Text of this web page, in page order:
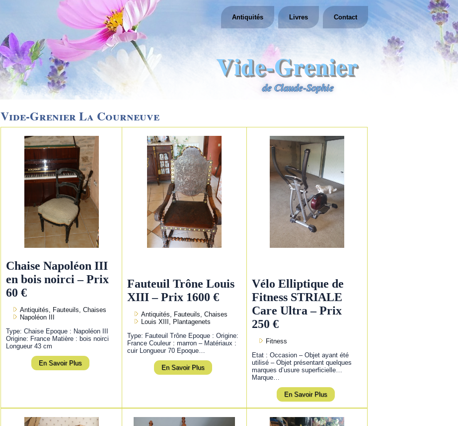
Vide-Grenier
de Claude-Sophie
Antiquités Livres Contact
Vide-Grenier La Courneuve
Chaise Napoléon III
en bois noirci – Prix
60 €
Antiquités, Fauteuils, Chaises
Napoléon III
Type: Chaise Epoque : Napoléon III
Origine: France Matière : bois noirci
Longueur 43 cm
En Savoir Plus
Fauteuil Trône Louis
XIII – Prix 1600 €
Antiquités, Fauteuils, Chaises
Louis XIII, Plantagenets
Type: Fauteuil Trône Epoque : Origine:
France Couleur : marron – Matériaux :
cuir Longueur 70 Epoque…
En Savoir Plus
Vélo Elliptique de
Fitness STRIALE
Care Ultra – Prix
250 €
Fitness
Etat : Occasion – Objet ayant été
utilisé – Objet présentant quelques
marques d’usure superficielle…
Marque…
En Savoir Plus